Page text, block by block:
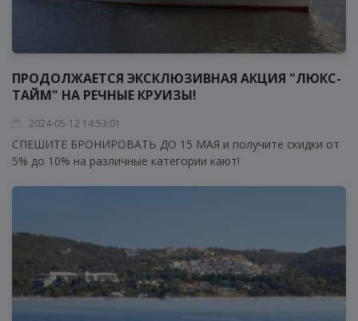
ПРОДОЛЖАЕТСЯ ЭКСКЛЮЗИВНАЯ АКЦИЯ "ЛЮКС-
ТАЙМ" НА РЕЧНЫЕ КРУИЗЫ!
2024-05-12 14:53:01
СПЕШИТЕ БРОНИРОВАТЬ ДО 15 МАЯ и получите скидки от
5% до 10% на различные категории кают!